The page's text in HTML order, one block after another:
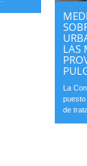
LAS
La
de